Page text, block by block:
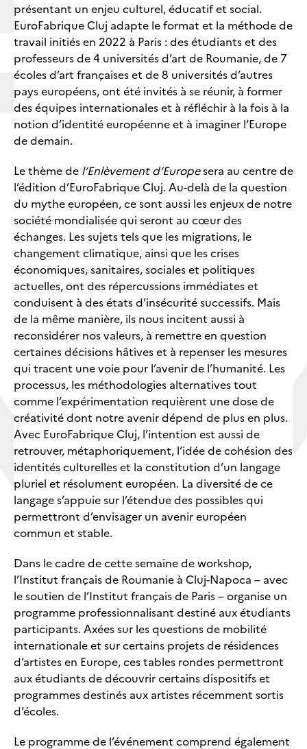
présentant un enjeu culturel, éducatif et social.
EuroFabrique Cluj adapte le format et la méthode de
travail initiés en 2022 à Paris : des étudiants et des
professeurs de 4 universités d’art de Roumanie, de 7
écoles d’art françaises et de 8 universités d’autres
pays européens, ont été invités à se réunir, à former
des équipes internationales et à réfléchir à la fois à la
notion d’identité européenne et à imaginer l’Europe
de demain.
Le thème de l’Enlèvement d’Europesera au centre de
l’édition d’EuroFabrique Cluj. Au-delà de la question
du mythe européen, ce sont aussi les enjeux de notre
société mondialisée qui seront au cœur des
échanges. Les sujets tels que les migrations, le
changement climatique, ainsi que les crises
économiques, sanitaires, sociales et politiques
actuelles, ont des répercussions immédiates et
conduisent à des états d’insécurité successifs. Mais
de la même manière, ils nous incitent aussi à
reconsidérer nos valeurs, à remettre en question
certaines décisions hâtives et à repenser les mesures
qui tracent une voie pour l’avenir de l’humanité. Les
processus, les méthodologies alternatives tout
comme l’expérimentation requièrent une dose de
créativité dont notre avenir dépend de plus en plus.
Avec EuroFabrique Cluj, l’intention est aussi de
retrouver, métaphoriquement, l’idée de cohésion des
identités culturelles et la constitution d’un langage
pluriel et résolument européen. La diversité de ce
langage s’appuie sur l’étendue des possibles qui
permettront d’envisager un avenir européen
commun et stable.
Dans le cadre de cette semaine de workshop,
l’Institut français de Roumanie à Cluj-Napoca – avec
le soutien de l’Institut français de Paris – organise un
programme professionnalisant destiné aux étudiants
participants. Axées sur les questions de mobilité
internationale et sur certains projets de résidences
d’artistes en Europe, ces tables rondes permettront
aux étudiants de découvrir certains dispositifs et
programmes destinés aux artistes récemment sortis
d’écoles.
Le programme de l’événement comprend également